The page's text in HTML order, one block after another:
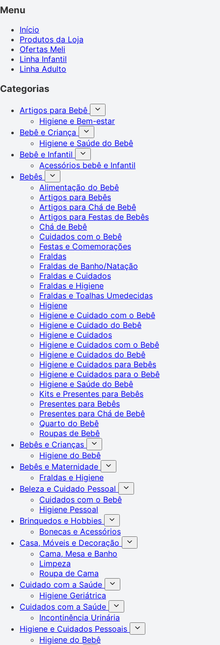
Menu
Início
Produtos da Loja
Ofertas Meli
Linha Infantil
Linha Adulto
Categorias
Artigos para Bebê
Higiene e Bem-estar
Bebê e Criança
Higiene e Saúde do Bebê
Bebê e Infantil
Acessórios bebê e Infantil
Bebês
Alimentação do Bebê
Artigos para Bebês
Artigos para Chá de Bebê
Artigos para Festas de Bebês
Chá de Bebê
Cuidados com o Bebê
Festas e Comemorações
Fraldas
Fraldas de Banho/Natação
Fraldas e Cuidados
Fraldas e Higiene
Fraldas e Toalhas Umedecidas
Higiene
Higiene e Cuidado com o Bebê
Higiene e Cuidado do Bebê
Higiene e Cuidados
Higiene e Cuidados com o Bebê
Higiene e Cuidados do Bebê
Higiene e Cuidados para Bebês
Higiene e Cuidados para o Bebê
Higiene e Saúde do Bebê
Kits e Presentes para Bebês
Presentes para Bebês
Presentes para Chá de Bebê
Quarto do Bebê
Roupas de Bebê
Bebês e Crianças
Higiene do Bebê
Bebês e Maternidade
Fraldas e Higiene
Beleza e Cuidado Pessoal
Cuidados com o Bebê
Higiene Pessoal
Brinquedos e Hobbies
Bonecas e Acessórios
Casa, Móveis e Decoração
Cama, Mesa e Banho
Limpeza
Roupa de Cama
Cuidado com a Saúde
Higiene Geriátrica
Cuidados com a Saúde
Incontinência Urinária
Higiene e Cuidados Pessoais
Higiene do Bebê